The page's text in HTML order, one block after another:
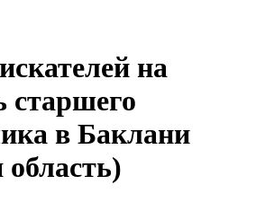
на
старшего
в Баклани